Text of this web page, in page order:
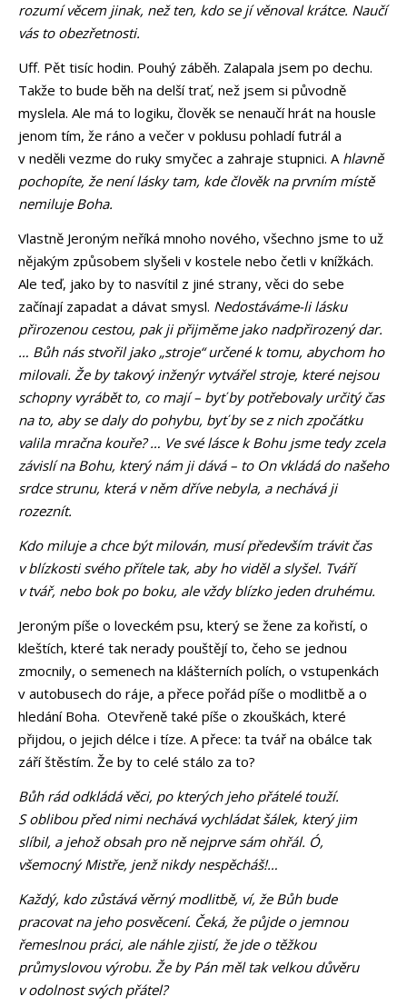
rozumí věcem jinak, než ten, kdo se jí věnoval krátce. Naučí
vás to obezřetnosti.
Uff. Pět tisíc hodin. Pouhý záběh. Zalapala jsem po dechu.
Takže to bude běh na delší trať, než jsem si původně
myslela. Ale má to logiku, člověk se nenaučí hrát na housle
jenom tím, že ráno a večer v poklusu pohladí futrál a
v neděli vezme do ruky smyčec a zahraje stupnici. Ahlavně
pochopíte, že není lásky tam, kde člověk na prvním místě
nemiluje Boha.
Vlastně Jeroným neříká mnoho nového, všechno jsme to už
nějakým způsobem slyšeli v kostele nebo četli v knížkách.
Ale teď, jako by to nasvítil z jiné strany, věci do sebe
začínají zapadat a dávat smysl. Nedostáváme-li lásku
přirozenou cestou, pak ji přijměme jako nadpřirozený dar.
… Bůh nás stvořil jako „stroje“ určené k tomu, abychom ho
milovali. Že by takový inženýr vytvářel stroje, které nejsou
schopny vyrábět to, co mají – byť by potřebovaly určitý čas
na to, aby se daly do pohybu, byť by se z nich zpočátku
valila mračna kouře? … Ve své lásce k Bohu jsme tedy zcela
závislí na Bohu, který nám ji dává – to On vkládá do našeho
srdce strunu, která v něm dříve nebyla, a nechává ji
rozeznít.
Kdo miluje a chce být milován, musí především trávit čas
v blízkosti svého přítele tak, aby ho viděl a slyšel. Tváří
v tvář, nebo bok po boku, ale vždy blízko jeden druhému.
Jeroným píše o loveckém psu, který se žene za kořistí, o
kleštích, které tak nerady pouštějí to, čeho se jednou
zmocnily, o semenech na klášterních polích, o vstupenkách
v autobusech do ráje, a přece pořád píše o modlitbě a o
hledání Boha. Otevřeně také píše o zkouškách, které
přijdou, o jejich délce i tíze. A přece: ta tvář na obálce tak
září štěstím. Že by to celé stálo za to?
Bůh rád odkládá věci, po kterých jeho přátelé touží.
S oblibou před nimi nechává vychládat šálek, který jim
slíbil, a jehož obsah pro ně nejprve sám ohřál. Ó,
všemocný Mistře, jenž nikdy nespěcháš!…
Každý, kdo zůstává věrný modlitbě, ví, že Bůh bude
pracovat na jeho posvěcení. Čeká, že půjde o jemnou
řemeslnou práci, ale náhle zjistí, že jde o těžkou
průmyslovou výrobu. Že by Pán měl tak velkou důvěru
v odolnost svých přátel?